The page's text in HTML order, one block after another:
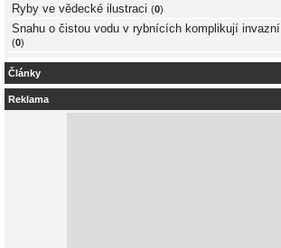
Ryby ve vědecké ilustraci (0)
Snahu o čistou vodu v rybnících komplikují
(0)
Články
Reklama